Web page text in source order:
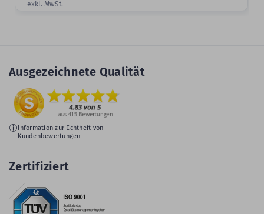
exkl. MwSt.
Ausgezeichnete Qualität
Information zur Echtheit von
Kundenbewertungen
Zertifiziert